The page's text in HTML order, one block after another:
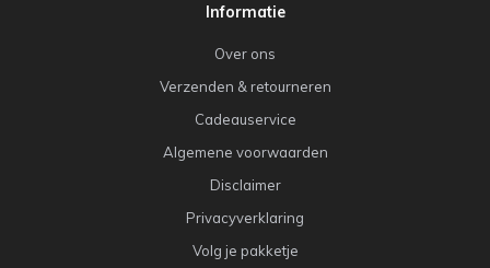
Informatie
Over ons
Verzenden & retourneren
Cadeauservice
Algemene voorwaarden
Disclaimer
Privacyverklaring
Volg je pakketje